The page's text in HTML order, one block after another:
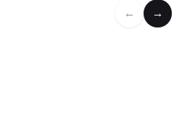
← →